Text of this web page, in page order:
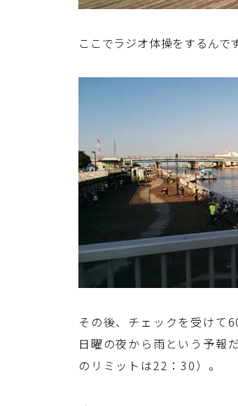
ここでラジオ体操をするんで
その後、チェックを受けて
日曜の夜から雨という予報
のリミットは22：30）。